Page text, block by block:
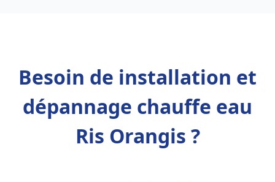
Besoin de installation et
dépannage chauffe eau
Ris Orangis ?